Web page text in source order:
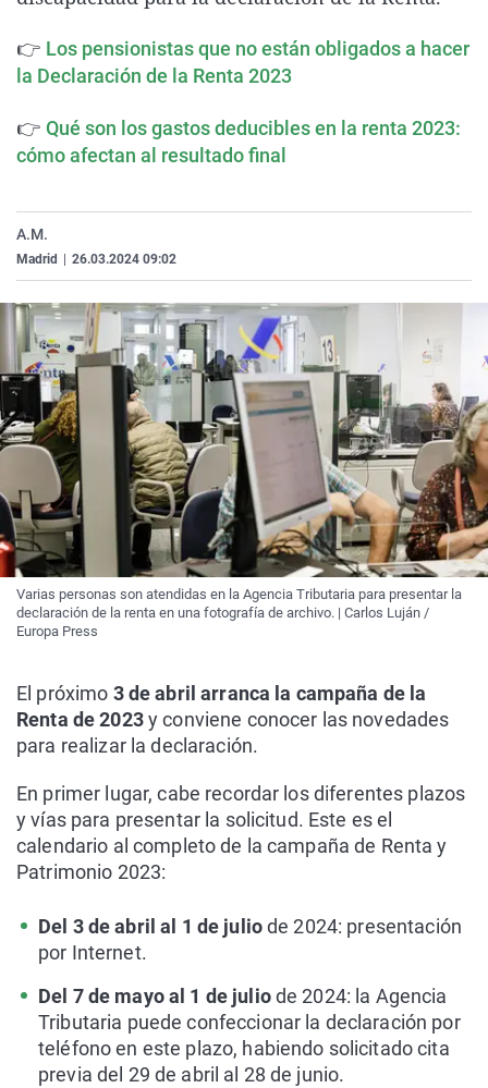
Gente viajera
Retornados
Operación Viuda
Galicia
Navarra
Televisión
👉 Los pensionistas que no están obligados a hacer
la Declaración de la Renta 2023
👉 Qué son los gastos deducibles en la renta 2023:
cómo afectan al resultado final
A.M.
Madrid 26.03.2024 09:02
Varias personas son atendidas en la Agencia Tributaria para presentar la
declaración de la renta en una fotografía de archivo. | Carlos Luján /
Europa Press
El próximo 3 de abril arranca la campaña de la
Renta de 2023y conviene conocer las novedades
para realizar la declaración.
En primer lugar, cabe recordar los diferentes plazos
y vías para presentar la solicitud. Este es el
calendario al completo de la campaña de Renta y
Patrimonio 2023:
Del 3 de abril al 1 de juliode 2024: presentación
por Internet.
Del 7 de mayo al 1 de juliode 2024: la Agencia
Tributaria puede confeccionar la declaración por
teléfono en este plazo, habiendo solicitado cita
previa del 29 de abril al 28 de junio.